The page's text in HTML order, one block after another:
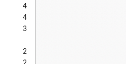
4
4
3
2